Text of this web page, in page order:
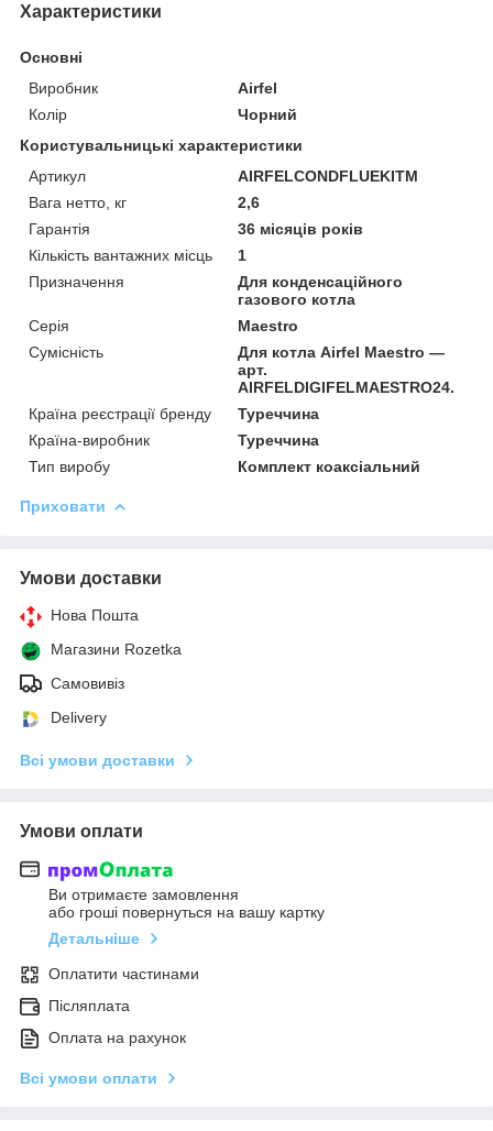
Характеристики
Основні
Виробник
Airfel
Колір
Чорний
Користувальницькі характеристики
Артикул
AIRFELCONDFLUEKITM
Вага нетто, кг
2,6
Гарантія
36 місяців років
Кількість вантажних місць
1
Призначення
Для конденсаційного
газового котла
Серія
Maestro
Сумісність
Для котла Airfel Maestro —
арт.
AIRFELDIGIFELMAESTRO24.
Країна реєстрації бренду
Туреччина
Країна-виробник
Туреччина
Тип виробу
Комплект коаксіальний
Приховати
Умови доставки
Нова Пошта
Магазини Rozetka
Самовивіз
Delivery
Всі умови доставки
Умови оплати
Ви отримаєте замовлення
або гроші повернуться на вашу картку
Детальніше
Оплатити частинами
Післяплата
Оплата на рахунок
Всі умови оплати